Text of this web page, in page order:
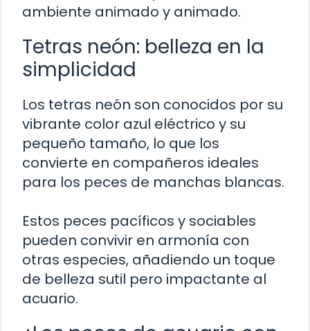
ambiente animado y animado.
Tetras neón: belleza en la
simplicidad
Los tetras neón son conocidos por su
vibrante color azul eléctrico y su
pequeño tamaño, lo que los
convierte en compañeros ideales
para los peces de manchas blancas.
Estos peces pacíficos y sociables
pueden convivir en armonía con
otras especies, añadiendo un toque
de belleza sutil pero impactante al
acuario.